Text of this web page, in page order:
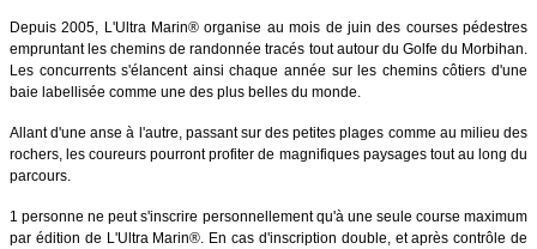
Depuis 2005, L'Ultra Marin® organise au mois de juin des courses pédestres
empruntant les chemins de randonnée tracés tout autour du Golfe du Morbihan.
Les concurrents s'élancent ainsi chaque année sur les chemins côtiers d'une
baie labellisée comme une des plus belles du monde.
Allant d'une anse à l'autre, passant sur des petites plages comme au milieu des
rochers, les coureurs pourront profiter de magnifiques paysages tout au long du
parcours.
1 personne ne peut s'inscrire personnellement qu'à une seule course maximum
par édition de L'Ultra Marin®. En cas d'inscription double, et après contrôle de